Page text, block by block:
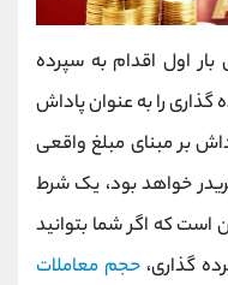
اول اقدام به سپرده
مبلغ سپرده گذاری را به عنوان پاداش
بر مبنای مبلغ واقعی
خواهد بود، یک شرط
که اگر شما بتوانید
حجم معاملات